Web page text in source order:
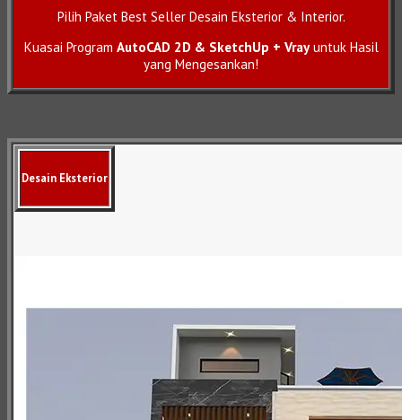
Pilih Paket Best Seller Desain Eksterior & Interior.
Kuasai Program AutoCAD 2D & SketchUp + Vrayuntuk Hasil
yang Mengesankan!
Desain Eksterior